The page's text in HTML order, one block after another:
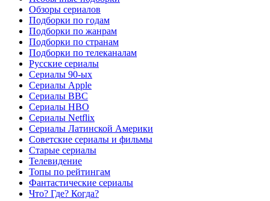
Обзоры сериалов
Подборки по годам
Подборки по жанрам
Подборки по странам
Подборки по телеканалам
Русские сериалы
Сериалы 90-ых
Сериалы Apple
Сериалы BBC
Сериалы HBO
Сериалы Netflix
Сериалы Латинской Америки
Советские сериалы и фильмы
Старые сериалы
Телевидение
Топы по рейтингам
Фантастические сериалы
Что? Где? Когда?